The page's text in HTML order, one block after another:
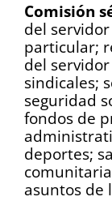
Comisión
del
particular;
del
sindicales;
seguridad
fondos de
deportes;
asuntos de